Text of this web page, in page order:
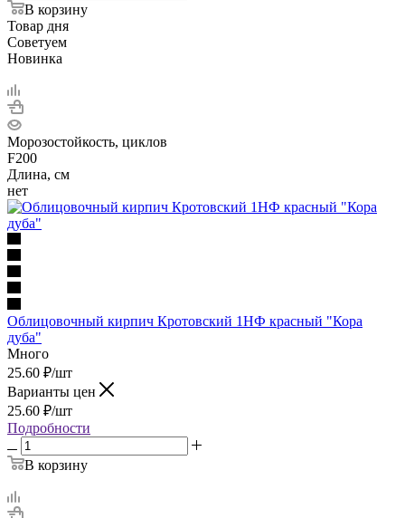
В корзину
Товар дня
Советуем
Новинка
Морозостойкость, циклов
F200
Длина, см
нет
Облицовочный кирпич Кротовский 1НФ красный "Кора
дуба"
Много
25.60 ₽/шт
Варианты цен
25.60 ₽/шт
Подробности
В корзину